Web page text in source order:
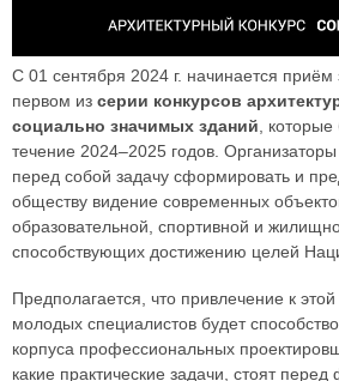
С 01 сентября 2024 г. начинается приём
первом из серии конкурсов
социально значимых зданий ,
течение 2024–2025 годов.
перед собой задачу сформировать и
обществу видение современных
образовательной, спортивной и
способствующих достижению целей
Предполагается, что привлечение к
молодых специалистов будет
корпуса профессиональных
какие практические задачи, стоят